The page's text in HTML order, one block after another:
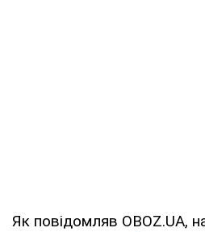
Як повідомляв OBOZ.UA,